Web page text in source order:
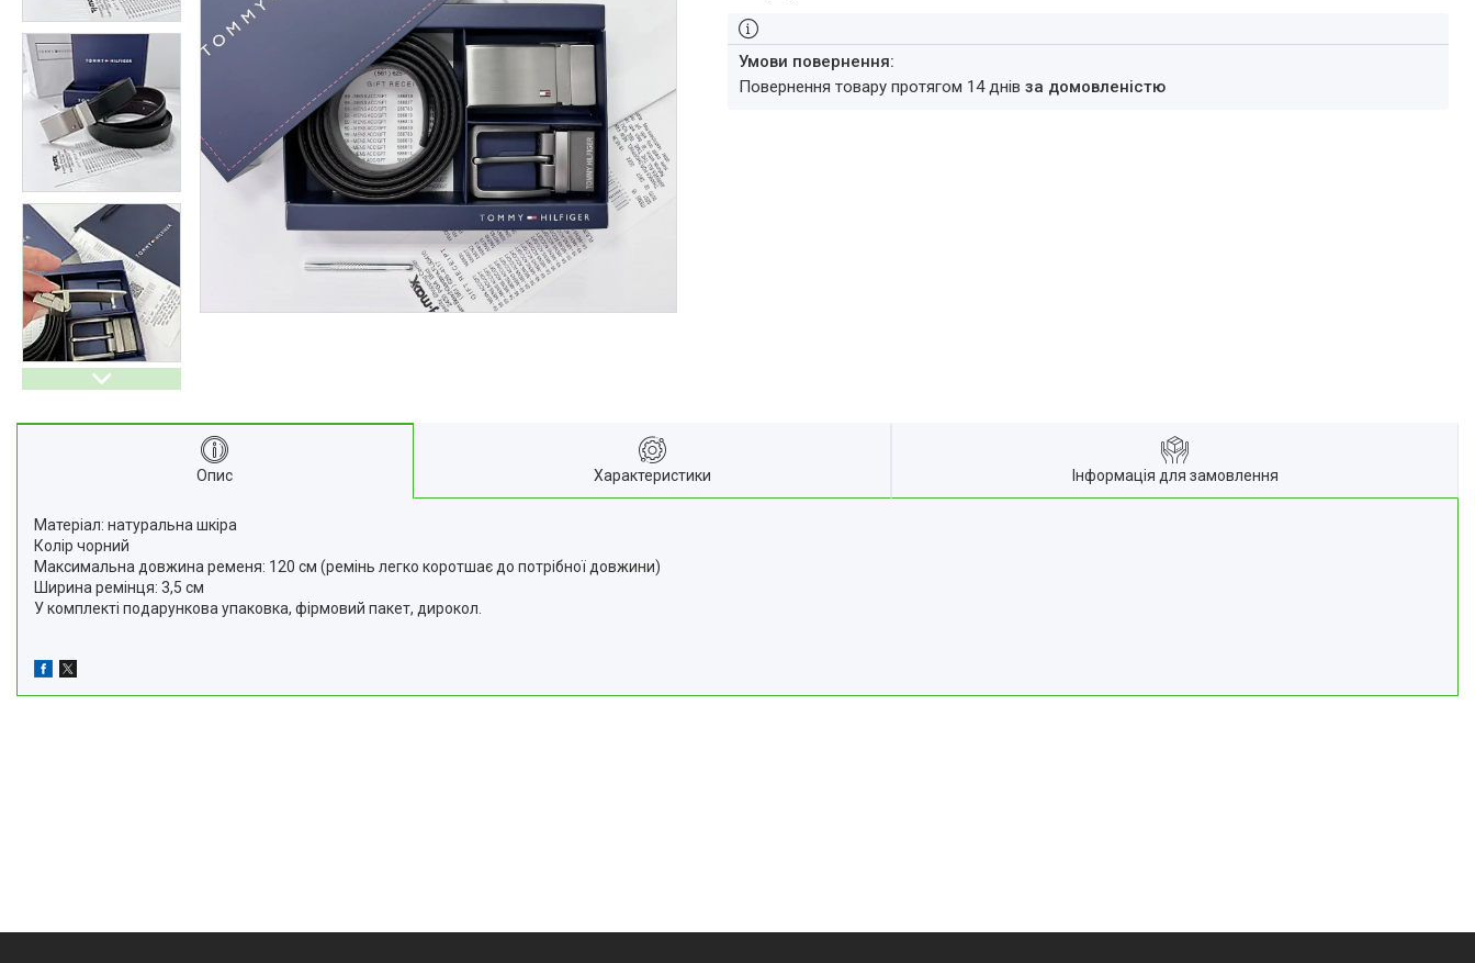
повернення товару протягом 14 днів за домовленістю
Опис Характеристики Інформація для замовлення
Матеріал: натуральна шкіра
Колір чорний
Максимальна довжина ременя: 120 см (ремінь легко коротшає до потрібної довжини)
Ширина ремінця: 3,5 см
У комплекті подарункова упаковка, фірмовий пакет, дирокол.